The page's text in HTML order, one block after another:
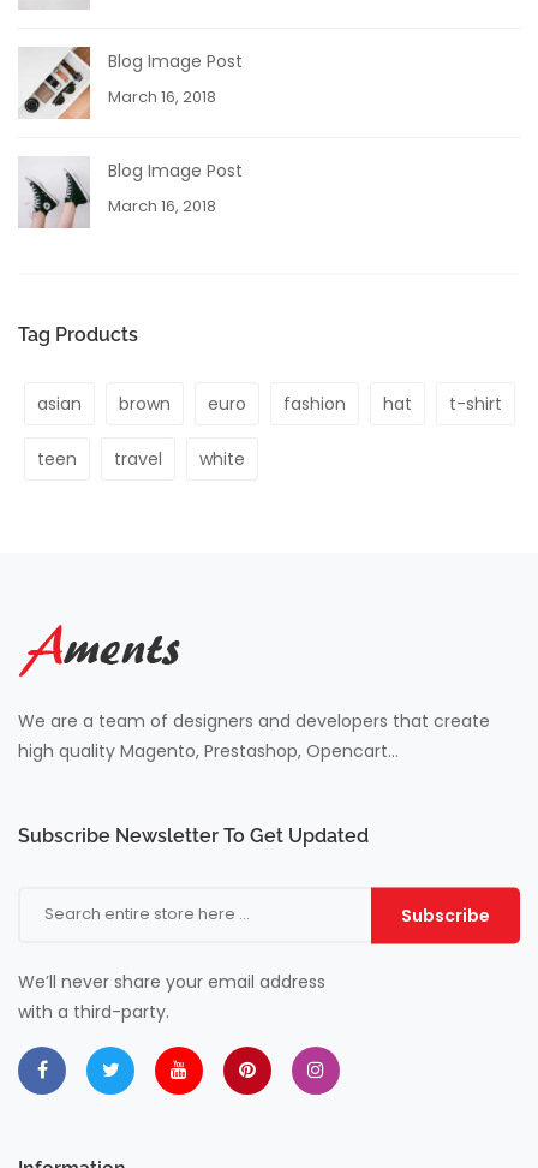
Blog Image Post
March 16, 2018
Blog Image Post
March 16, 2018
Tag Products
asian brown euro fashion hat t-shirt
teen travel white
We are a team of designers and developers that create
high quality Magento, Prestashop, Opencart...
Subscribe Newsletter To Get Updated
Subscribe
We’ll never share your email address
with a third-party.